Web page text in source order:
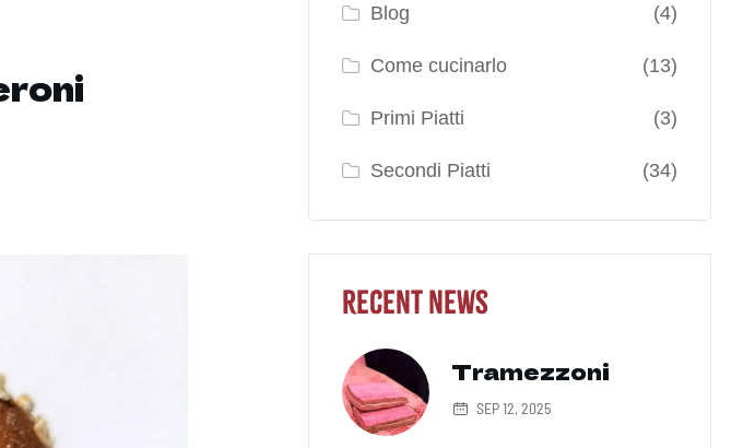
Blog (4)
Come cucinarlo (13)
Primi Piatti (3)
Secondi Piatti (34)
Recent News
Tramezzoni
SEP 12, 2025